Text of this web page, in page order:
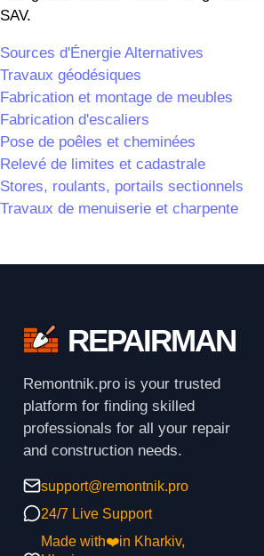
SAV.
Sources d'Énergie Alternatives
Travaux géodésiques
Fabrication et montage de meubles
Fabrication d'escaliers
Pose de poêles et cheminées
Relevé de limites et cadastrale
Stores, roulants, portails sectionnels
Travaux de menuiserie et charpente
REPAIRMAN
Remontnik.pro is your trusted
platform for finding skilled
professionals for all your repair
and construction needs.
support@remontnik.pro
24/7 Live Support
Made with❤️in Kharkiv,